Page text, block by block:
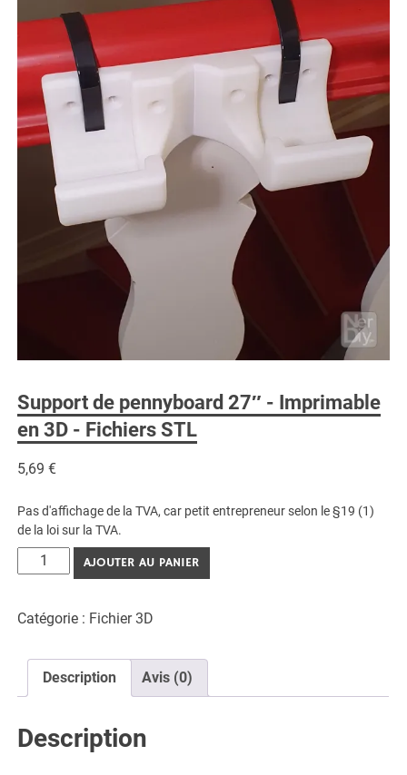
Support de pennyboard 27″ - Imprimable
en 3D - Fichiers STL
5,69€
Pas d'affichage de la TVA, car petit entrepreneur selon le §19 (1)
de la loi sur la TVA.
quantité
de
Halterung
-
STL
AJOUTER AU PANIER
Catégorie : Fichier 3D
Description Avis (0)
Description